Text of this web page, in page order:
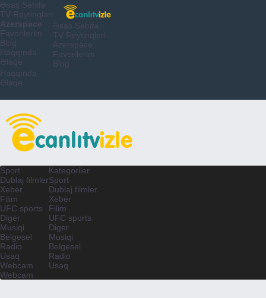
Əsas Səhifə
TV Reytinqləri
Azerspace
Favorilerim
Blog
Haqqında
Əlaqə
Əsas Səhifə
TV Reytinqləri
Azerspace
Favorilerim
Blog
Haqqında
Əlaqə
Sport
Dublaj filmler
Xeber
Filim
UFC sports
Diger
Musiqi
Belgesel
Radio
Usaq
Webcam
Kategoriler
Sport
Dublaj filmler
Xeber
Filim
UFC sports
Diger
Musiqi
Belgesel
Radio
Usaq
Webcam